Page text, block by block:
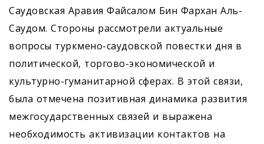
Саудовская Аравия Файсалом Бин Фархан Аль-
Саудом. Стороны рассмотрели актуальные
вопросы туркмено-саудовской повестки дня в
политической, торгово-экономической и
культурно-гуманитарной сферах. В этой связи,
была отмечена позитивная динамика развития
межгосударственных связей и выражена
необходимость активизации контактов на